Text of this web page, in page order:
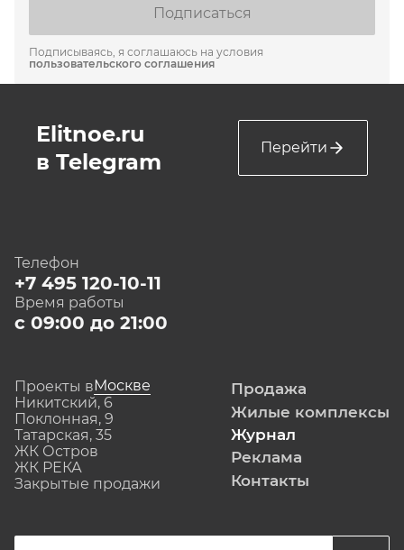
Подписаться
Подписываясь, я соглашаюсь на условия
пользовательского соглашения
Elitnoe.ru
в Telegram
Перейти
Телефон
+7 495 120-10-11
Время работы
с 09:00 до 21:00
Проекты вМоскве
Никитский, 6
Поклонная, 9
Татарская, 35
ЖК Остров
ЖК РЕКА
Закрытые продажи
Продажа
Жилые комплексы
Журнал
Реклама
Контакты